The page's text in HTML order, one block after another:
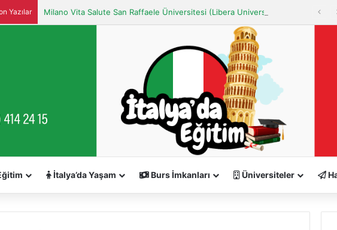
Yazılar
İtalya’da Yaşam Burs İmkanları Üniversiteler